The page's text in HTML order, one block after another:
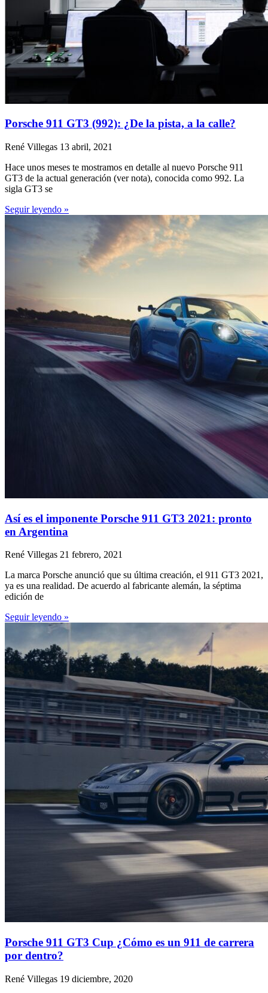
Porsche 911 GT3 (992): ¿De la pista, a la calle?
René Villegas 13 abril, 2021
Hace unos meses te mostramos en detalle al nuevo Porsche 911
GT3 de la actual generación (ver nota), conocida como 992. La
sigla GT3 se
Seguir leyendo »
Así es el imponente Porsche 911 GT3 2021: pronto
en Argentina
René Villegas 21 febrero, 2021
La marca Porsche anunció que su última creación, el 911 GT3 2021,
ya es una realidad. De acuerdo al fabricante alemán, la séptima
edición de
Seguir leyendo »
Porsche 911 GT3 Cup ¿Cómo es un 911 de carrera
por dentro?
René Villegas 19 diciembre, 2020